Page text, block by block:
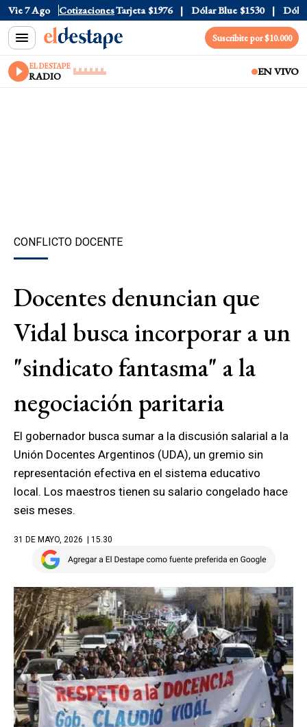
Vie 7 Ago Cotizaciones
$1520 Dólar Tarjeta $1976 Dólar Blue $1530 Dólar
Suscribite por $10.000
EL DESTAPE
RADIO EN VIVO
CONFLICTO DOCENTE
Docentes denuncian que
Vidal busca incorporar a un
"sindicato fantasma" a la
negociación paritaria
El gobernador busca sumar a la discusión salarial a la
Unión Docentes Argentinos (UDA), un gremio sin
representación efectiva en el sistema educativo
local. Los maestros tienen su salario congelado hace
seis meses.
31 DE MAYO, 2026 | 15.30